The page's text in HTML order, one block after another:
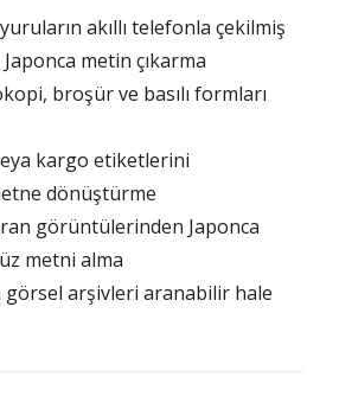
akıllı telefonla çekilmiş
metin çıkarma
broşür ve basılı formları
kargo etiketlerini
dönüştürme
görüntülerinden Japonca
metni alma
görsel arşivleri aranabilir hale